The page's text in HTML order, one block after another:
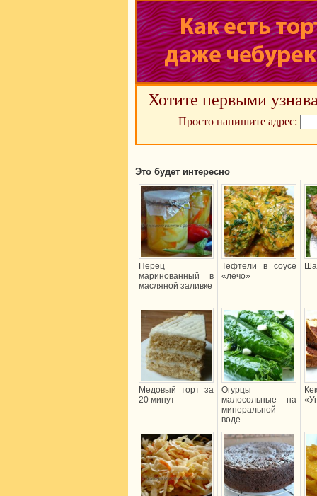
Хотите первыми
Просто напишите адрес:
Это будет интересно
Перец
маринованный в
масляной заливке
Тефтели в соусе
«лечо»
Медовый торт за
20 минут
Огурцы
малосольные на
минеральной
воде